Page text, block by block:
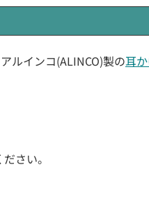
ルインコ(ALINCO)製の耳
さい。